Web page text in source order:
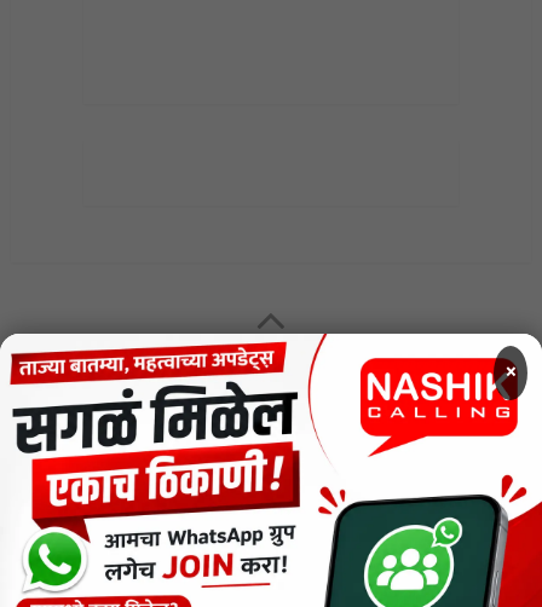
MENU
CODE OF ETHICS FOR DIGITAL NEWS WEBSITES
Contact Us
Privacy Policy
Short News
×